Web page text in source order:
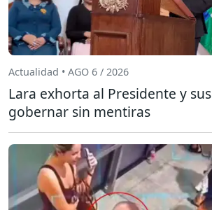
Actualidad • AGO 6 / 2026
Lara exhorta al Presidente y
gobernar sin mentiras